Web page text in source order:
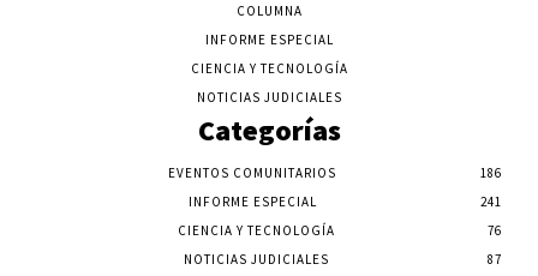
COLUMNA
INFORME ESPECIAL
CIENCIA Y TECNOLOGÍA
NOTICIAS JUDICIALES
Categorías
EVENTOS COMUNITARIOS
186
INFORME ESPECIAL
241
CIENCIA Y TECNOLOGÍA
76
NOTICIAS JUDICIALES
87